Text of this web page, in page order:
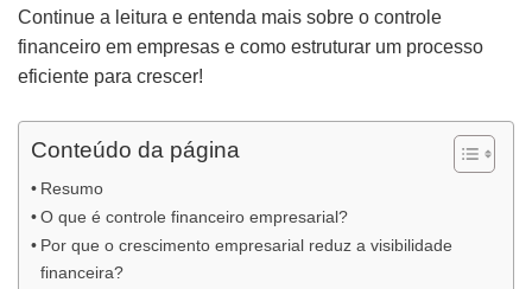
Continue a leitura e entenda mais sobre o controle
financeiro em empresas e como estruturar um processo
eficiente para crescer!
Conteúdo da página
Resumo
O que é controle financeiro empresarial?
Por que o crescimento empresarial reduz a visibilidade
financeira?